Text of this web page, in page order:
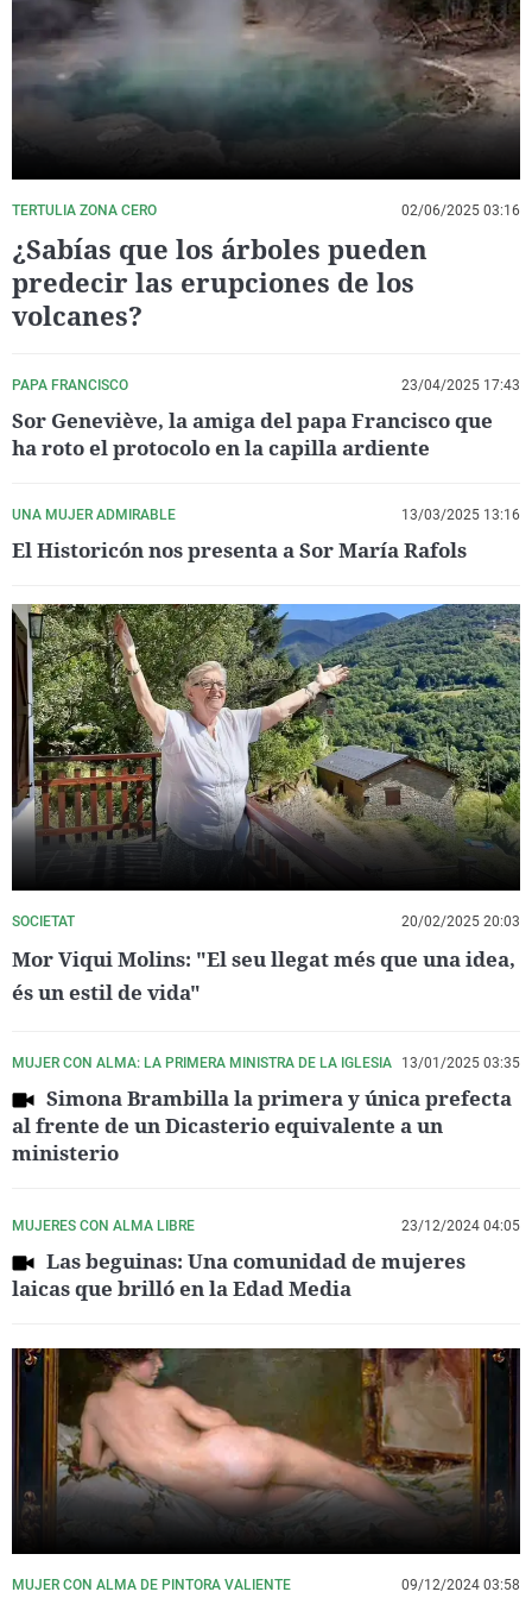
La rosa de los vientos
Gente viajera
Como el perro y el
Caso
Retornados
Equipo de
Extremadura
Galicia
La Rioja
País Vasco
Virales
Televisión
Elecciones
TERTULIA ZONA CERO 02/06/2025 03:16
¿Sabías que los árboles pueden
predecir las erupciones de los
volcanes?
PAPA FRANCISCO 23/04/2025 17:43
Sor Geneviève, la amiga del papa Francisco que
ha roto el protocolo en la capilla ardiente
UNA MUJER ADMIRABLE 13/03/2025 13:16
El Historicón nos presenta a Sor María Rafols
SOCIETAT 20/02/2025 20:03
Mor Viqui Molins: "El seu llegat més que una idea,
és un estil de vida"
MUJER CON ALMA: LA PRIMERA MINISTRA DE LA IGLESIA 13/01/2025 03:35
Simona Brambilla la primera y única prefecta
al frente de un Dicasterio equivalente a un
ministerio
MUJERES CON ALMA LIBRE 23/12/2024 04:05
Las beguinas: Una comunidad de mujeres
laicas que brilló en la Edad Media
MUJER CON ALMA DE PINTORA VALIENTE 09/12/2024 03:58